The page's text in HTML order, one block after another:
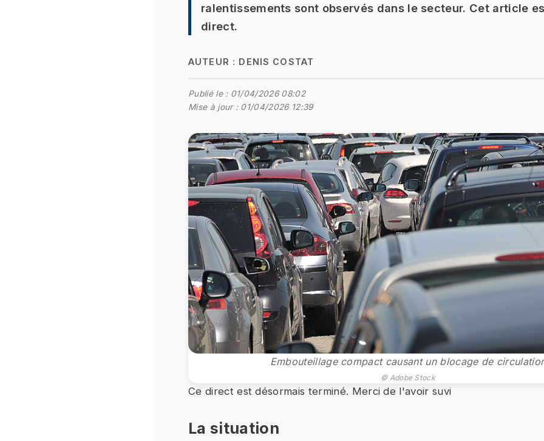
ralentissements sont observés dans le secteur. Cet article
direct.
AUTEUR : DENIS COSTAT
Publié le : 01/04/2026 08:02
Mise à jour : 01/04/2026 12:39
Embouteillage compact causant un blocage de
© Adobe Stock
Ce direct est désormais terminé. Merci de l'avoir suvi
La situation